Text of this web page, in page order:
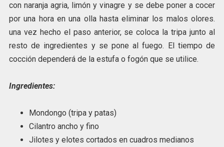
con naranja agria, limón y vinagre y se debe poner a cocer
por una hora en una olla hasta eliminar los malos olores.
una vez hecho el paso anterior, se coloca la tripa junto al
resto de ingredientes y se pone al fuego. El tiempo de
cocción dependerá de la estufa o fogón que se utilice.
Ingredientes:
Mondongo (tripa y patas)
Cilantro ancho y fino
Jilotes y elotes cortados en cuadros medianos